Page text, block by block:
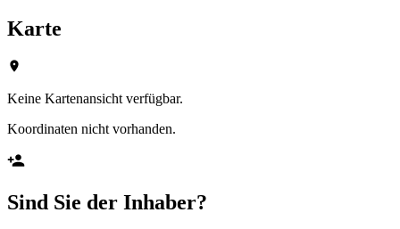
Karte
Keine Kartenansicht verfügbar.
Koordinaten nicht vorhanden.
Sind Sie der Inhaber?